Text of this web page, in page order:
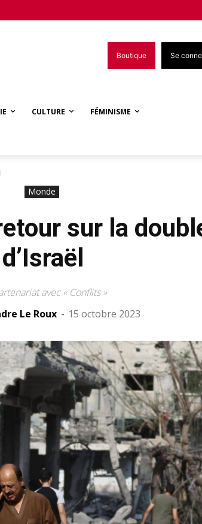
Boutique Se
CULTURE FÉMINISME
Monde
sur la
d’Israël
avec « Conflits »
Le Roux - 15 octobre 2023